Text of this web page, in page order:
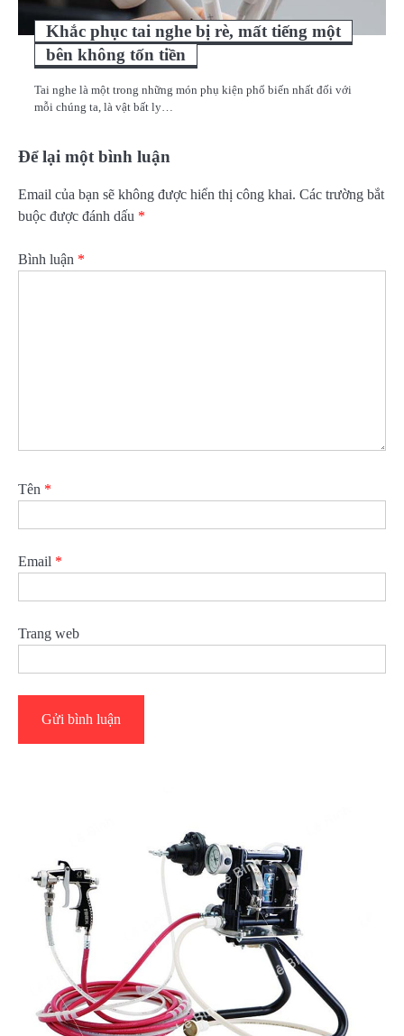
Khắc phục tai nghe bị rè, mất tiếng một
bên không tốn tiền
Tai nghe là một trong những món phụ kiện phổ biến nhất đối với
mỗi chúng ta, là vật bất ly…
Để lại một bình luận
Email của bạn sẽ không được hiển thị công khai. Các trường bắt
buộc được đánh dấu *
Bình luận *
Tên *
Email *
Trang web